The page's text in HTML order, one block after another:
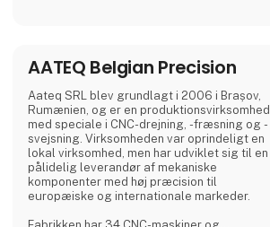
og systemer, industrielle skærme, robuste
tablets, PC/104, PICMG og COM-moduler,
indlejrede SBC'er,
AATEQ Belgian Precision
Aateq SRL blev grundlagt i 2006 i Brașov,
Rumænien, og er en produktionsvirksomhed
med speciale i CNC-drejning, -fræsning og -
svejsning. Virksomheden var oprindeligt en
lokal virksomhed, men har udviklet sig til en
pålidelig leverandør af mekaniske
komponenter med høj præcision til
europæiske og internationale markeder.